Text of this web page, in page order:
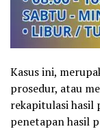
Kasus ini,
prosedur, atau
rekapitulasi hasil
penetapan hasil